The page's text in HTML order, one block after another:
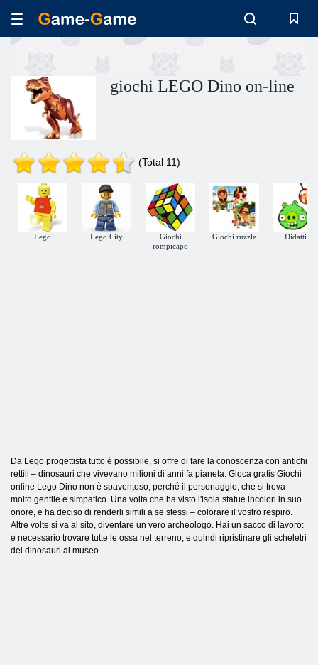
giochi LEGO Dino on-line
(Total 11)
Lego Lego City
Giochi
rompicapo
Giochi ruzzle Didattici
Da Lego progettista tutto è possibile, si offre di fare la conoscenza con antichi
rettili – dinosauri che vivevano milioni di anni fa pianeta. Gioca gratis Giochi
online Lego Dino non è spaventoso, perché il personaggio, che si trova
molto gentile e simpatico. Una volta che ha visto l'isola statue incolori in suo
onore, e ha deciso di renderli simili a se stessi – colorare il vostro respiro.
Altre volte si va al sito, diventare un vero archeologo. Hai un sacco di lavoro:
è necessario trovare tutte le ossa nel terreno, e quindi ripristinare gli scheletri
dei dinosauri al museo.